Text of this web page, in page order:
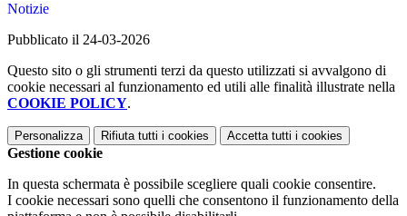
Notizie
Pubblicato il 24-03-2026
Questo sito o gli strumenti terzi da questo utilizzati si avvalgono di
cookie necessari al funzionamento ed utili alle finalità illustrate nella
COOKIE POLICY.
Personalizza Rifiuta tutti i cookies Accetta tutti i cookies
Gestione cookie
In questa schermata è possibile scegliere quali cookie consentire.
I cookie necessari sono quelli che consentono il funzionamento della